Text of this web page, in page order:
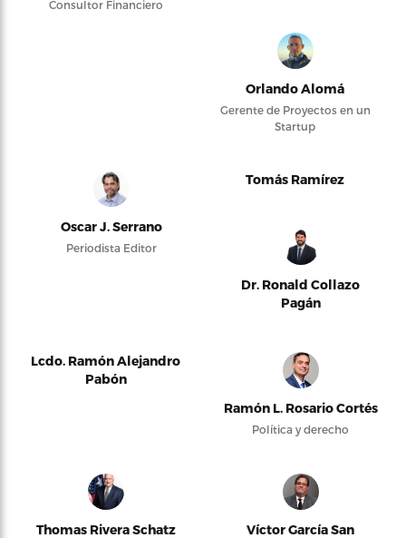
Consultor Financiero
Orlando Alomá
Gerente de Proyectos en un
Startup
Oscar J. Serrano
Periodista Editor
Tomás Ramírez
Dr. Ronald Collazo
Pagán
Lcdo. Ramón Alejandro
Pabón
Ramón L. Rosario Cortés
Política y derecho
Thomas Rivera Schatz
Víctor García San